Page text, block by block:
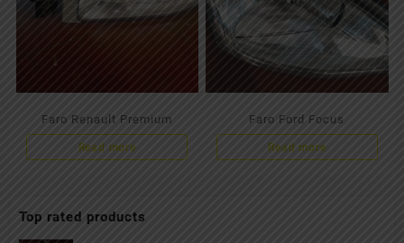
Faro Renault Premium
Read more
Faro Ford Focus
Read more
Top rated products